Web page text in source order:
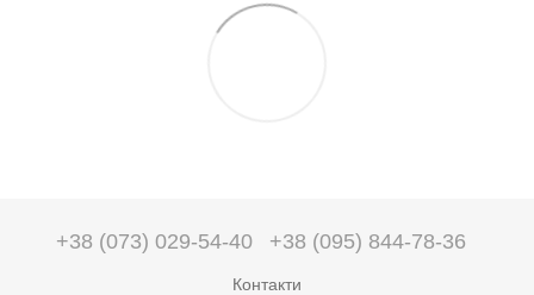
+38 (073) 029-54-40 +38 (095) 844-78-36
Контакти